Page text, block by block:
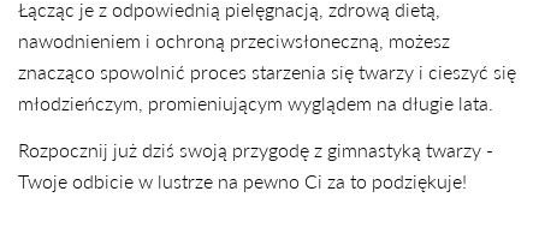
Łącząc je z odpowiednią pielęgnacją, zdrową dietą,
nawodnieniem i ochroną przeciwsłoneczną, możesz
znacząco spowolnić proces starzenia się twarzy i cieszyć się
młodzieńczym, promieniującym wyglądem na długie lata.
Rozpocznij już dziś swoją przygodę z gimnastyką twarzy -
Twoje odbicie w lustrze na pewno Ci za to podziękuje!